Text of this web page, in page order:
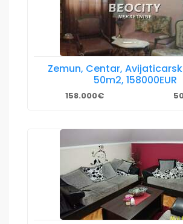
Zemun, Centar,
50m2, 158000EUR
158.000€